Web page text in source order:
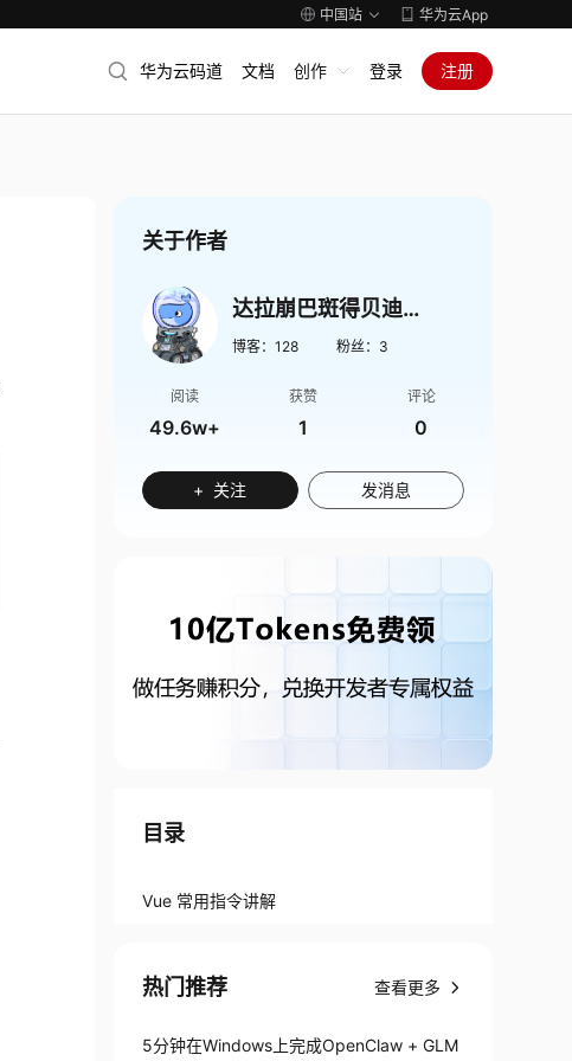
中国站 华为云App
华为云码道 文档 创作 登录 注册
关于作者
达拉崩巴斑得贝迪卜多
博客： 128 粉丝： 3
阅读
49.6w+
获赞
1
评论
0
+ 关注 发消息
目录
Vue 常用指令讲解
热门推荐 查看更多
5分钟在Windows上完成OpenClaw + GLM